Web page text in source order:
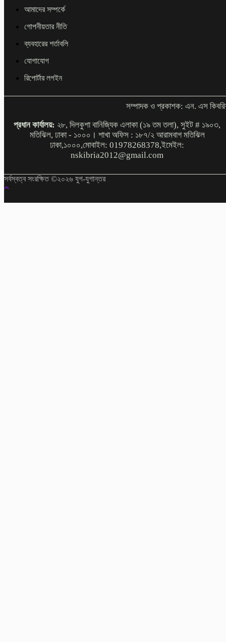
আমাদের সম্পর্কে
গোপনীয়তার নীতি
ব্যবহারের শর্তাবলি
যোগাযোগ
রিপোর্টার লগইন
সম্পাদক ও প্রকাশক: এন. এস
প্রধান কার্যালয়: ২৮, দিলকুশা বানিজ্যিক এলাকা (১৯ তম তলা), সুইট # ১৯০৩,
মতিঝিল, ঢাকা - ১০০০। শাখা অফিস : ১৮৭/২ আরামবাগ মতিঝিল
ঢাকা,১০০০,মোবাইল: 01978268378,ইমেইল:
nskibria2012@gmail.com
সর্বস্বত্ব সংরক্ষিত ©২০২৬ যুগ-যুগান্তর